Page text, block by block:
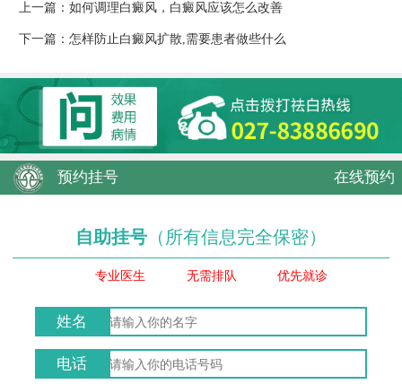
上一篇： 如何调理白癜风，白癜风应该怎么改善
下一篇： 怎样防止白癜风扩散,需要患者做些什么
预约挂号 在线预约
自助挂号 （所有信息完全保密）
专业医生 无需排队 优先就诊
姓名
电话